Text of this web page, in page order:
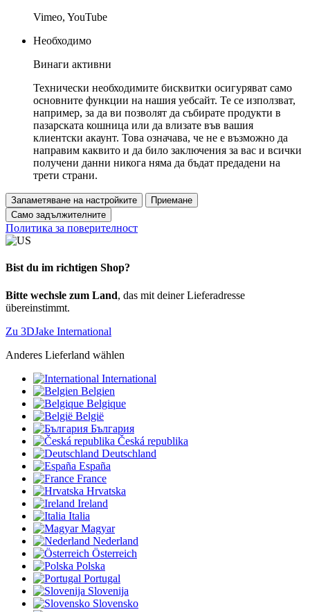
Vimeo, YouTube
Необходимо
Винаги активни
Технически необходимите бисквитки осигуряват само
основните функции на нашия уебсайт. Те се използват,
например, за да ви позволят да събирате продукти в
пазарската кошница или да влизате във вашия
клиентски акаунт. Това означава, че не е възможно да
направим каквито и да било заключения за вас и всички
получени данни никога няма да бъдат предадени на
трети страни.
Запаметяване на настройките
Приемане
Само задължителните
Политика за поверителност
Bist du im richtigen Shop?
Bitte wechsle zum Land, das mit deiner Lieferadresse
übereinstimmt.
Zu 3DJake International
Anderes Lieferland wählen
International
Belgien
Belgique
België
България
Česká republika
Deutschland
España
France
Hrvatska
Ireland
Italia
Magyar
Nederland
Österreich
Polska
Portugal
Slovenija
Slovensko